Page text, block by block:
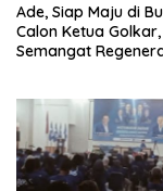
Ade, Siap Maju di
Calon Ketua
Semangat